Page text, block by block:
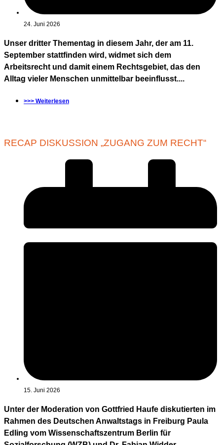
24. Juni 2026
Unser dritter Thementag in diesem Jahr, der am 11.
September stattfinden wird, widmet sich dem
Arbeitsrecht und damit einem Rechtsgebiet, das den
Alltag vieler Menschen unmittelbar beeinflusst....
>>> Weiterlesen
RECAP DISKUSSION „ZUGANG ZUM RECHT“
15. Juni 2026
Unter der Moderation von Gottfried Haufe diskutierten im
Rahmen des Deutschen Anwaltstags in Freiburg Paula
Edling vom Wissenschaftszentrum Berlin für